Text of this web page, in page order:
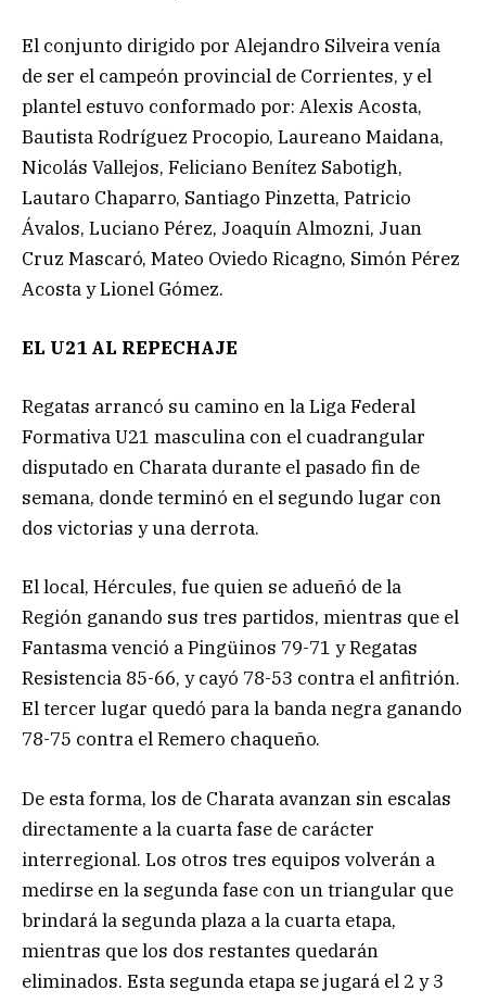
El conjunto dirigido por Alejandro Silveira venía
de ser el campeón provincial de Corrientes, y el
plantel estuvo conformado por: Alexis Acosta,
Bautista Rodríguez Procopio, Laureano Maidana,
Nicolás Vallejos, Feliciano Benítez Sabotigh,
Lautaro Chaparro, Santiago Pinzetta, Patricio
Ávalos, Luciano Pérez, Joaquín Almozni, Juan
Cruz Mascaró, Mateo Oviedo Ricagno, Simón Pérez
Acosta y Lionel Gómez.
EL U21 AL REPECHAJE
Regatas arrancó su camino en la Liga Federal
Formativa U21 masculina con el cuadrangular
disputado en Charata durante el pasado fin de
semana, donde terminó en el segundo lugar con
dos victorias y una derrota.
El local, Hércules, fue quien se adueñó de la
Región ganando sus tres partidos, mientras que el
Fantasma venció a Pingüinos 79-71 y Regatas
Resistencia 85-66, y cayó 78-53 contra el anfitrión.
El tercer lugar quedó para la banda negra ganando
78-75 contra el Remero chaqueño.
De esta forma, los de Charata avanzan sin escalas
directamente a la cuarta fase de carácter
interregional. Los otros tres equipos volverán a
medirse en la segunda fase con un triangular que
brindará la segunda plaza a la cuarta etapa,
mientras que los dos restantes quedarán
eliminados. Esta segunda etapa se jugará el 2 y 3